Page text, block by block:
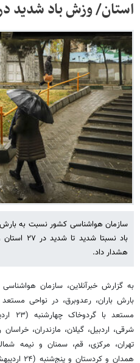
استان/ وزش باد شدید در ۲۷
باد
هشدار داد.
به گزارش خبرآنلاین، سازمان
بارش باران، رعدوبرق، در نواحی
شرقی، اردبیل، گیلان، مازندران،
تهران، مرکزی، قم، سمنان و نیمه
همدان و